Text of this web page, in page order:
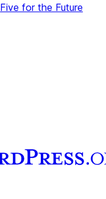
Five for the Future